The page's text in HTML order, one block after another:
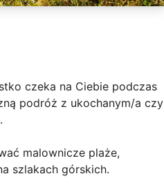
czeka na Ciebie podczas
podróż z ukochanym/a czy
malownicze plaże,
szlakach górskich.